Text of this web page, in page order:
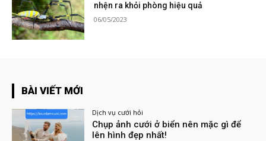
nhện ra khỏi phòng hiệu quả
06/05/2023
BÀI VIẾT MỚI
Dịch vụ cưới hỏi
Chụp ảnh cưới ở biển nên mặc gì để
lên hình đẹp nhất!